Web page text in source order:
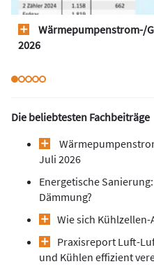
Wärmepumpen­strom-/
2026
Die beliebtesten Fachbeiträge
Juli 2026
Energetische
Dämmung?
Wie sich
Praxisreport Luft-
und Kühlen effizient